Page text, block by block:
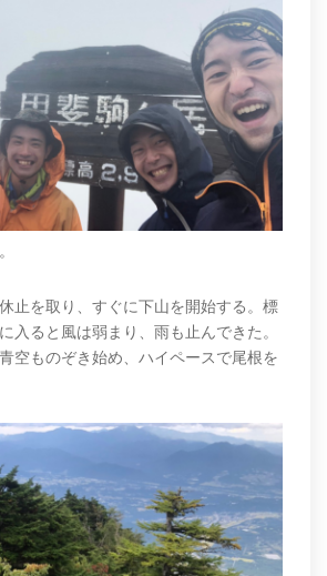
止を取り、すぐに下山を開始する。標
入ると風は弱まり、雨も止んできた。
空ものぞき始め、ハイペースで尾根を